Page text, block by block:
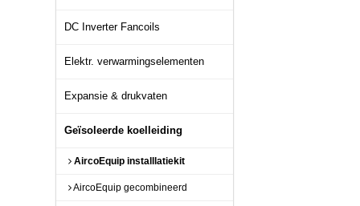
DC Inverter Fancoils
Elektr. verwarmingselementen
Expansie & drukvaten
Geïsoleerde koelleiding
AircoEquip installlatiekit
AircoEquip gecombineerd